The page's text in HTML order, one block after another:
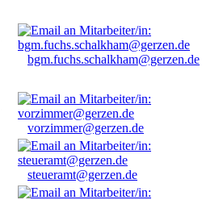
bgm.fuchs.schalkham@gerzen.de
vorzimmer@gerzen.de
steueramt@gerzen.de